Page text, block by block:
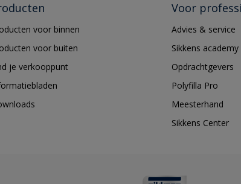
voor binnen
voor buiten
je verkooppunt
Voor
Advies & service
Sikkens academy
Opdrachtgevers
Polyfilla Pro
Meesterhand
Sikkens Center